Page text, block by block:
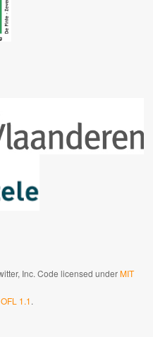
Inc. Code licensed underMIT
1.1.